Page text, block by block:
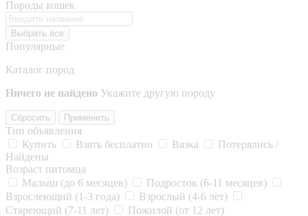
Породы кошек
Выбрать все
Популярные
Каталог пород
Ничего не найдено Укажите другую породу
Сбросить Применить
Тип объявления
Купить
Взять бесплатно Вязка
Потерялись /
Найдены
Возраст питомца
Малыш (до 6 месяцев)
Подросток (6-11 месяцев)
Взрослеющий (1-3 года)
Взрослый (4-6 лет)
Стареющий (7-11 лет)
Пожилой (от 12 лет)